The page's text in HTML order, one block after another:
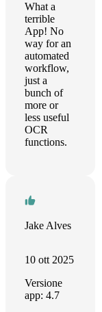
What a
terrible
App! No
way for an
automated
workflow,
just a
bunch of
more or
less useful
OCR
functions.
Jake Alves
10 ott 2025
Versione
app: 4.7